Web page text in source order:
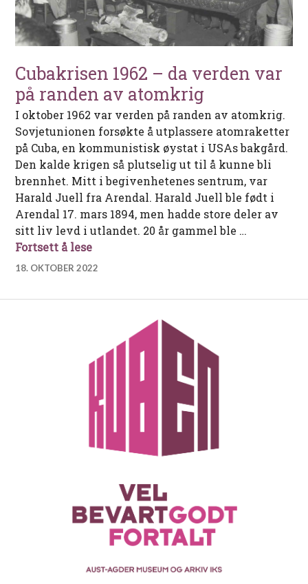
Cubakrisen 1962 – da verden var
på randen av atomkrig
I oktober 1962 var verden på randen av atomkrig.
Sovjetunionen forsøkte å utplassere atomraketter
på Cuba, en kommunistisk øystat i USAs bakgård.
Den kalde krigen så plutselig ut til å kunne bli
brennhet. Mitt i begivenhetenes sentrum, var
Harald Juell fra Arendal. Harald Juell ble født i
Arendal 17. mars 1894, men hadde store deler av
sitt liv levd i utlandet. 20 år gammel ble …
Fortsett å leseCubakrisen 1962 – da verden var på
18. OKTOBER 2022